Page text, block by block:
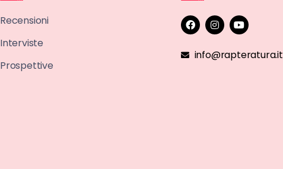
Recensioni
Interviste
Prospettive
info@rapteratura.it